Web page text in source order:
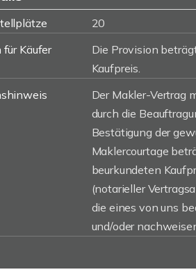
20
Käufer
Die Provision
Kaufpreis.
Der Makler-Vertrag
durch die
Bestätigung der
Maklercourtage
beurkundeten
(notarieller
die eines von uns
und/oder